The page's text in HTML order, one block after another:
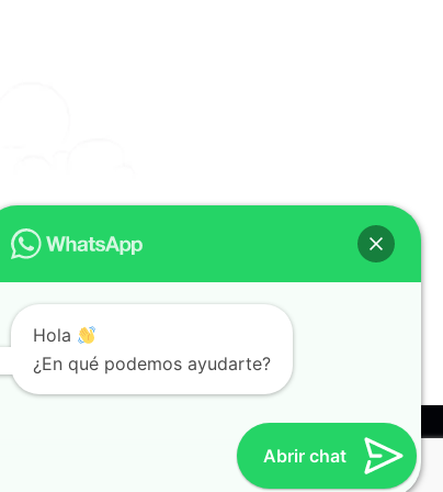
Hola
¿En qué podemos ayudarte?
Abrir chat